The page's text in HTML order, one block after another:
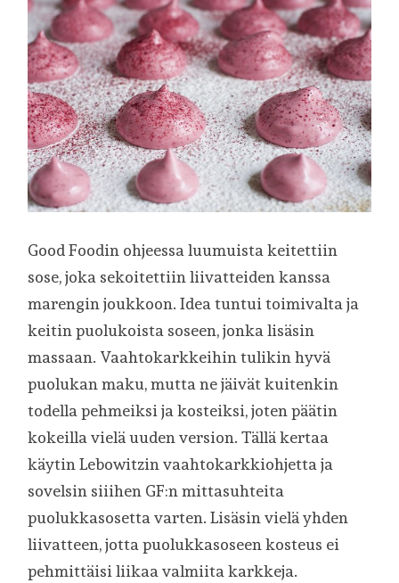
Good Foodin ohjeessa luumuista keitettiin
sose, joka sekoitettiin liivatteiden kanssa
marengin joukkoon. Idea tuntui toimivalta ja
keitin puolukoista soseen, jonka lisäsin
massaan. Vaahtokarkkeihin tulikin hyvä
puolukan maku, mutta ne jäivät kuitenkin
todella pehmeiksi ja kosteiksi, joten päätin
kokeilla vielä uuden version. Tällä kertaa
käytin Lebowitzin vaahtokarkkiohjetta ja
sovelsin siiihen GF:n mittasuhteita
puolukkasosetta varten. Lisäsin vielä yhden
liivatteen, jotta puolukkasoseen kosteus ei
pehmittäisi liikaa valmiita karkkeja.